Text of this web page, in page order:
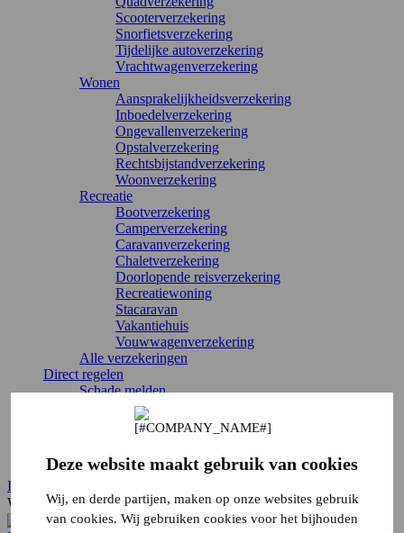
Deze website maakt gebruik van cookies
Wij, en derde partijen, maken op onze websites gebruik
van cookies. Wij gebruiken cookies voor het bijhouden
Scooterverzekering
Snorfietsverzekering
Tijdelijke autoverzekering
Vrachtwagenverzekering
Wonen
Aansprakelijkheidsverzekering
Inboedelverzekering
Ongevallenverzekering
Opstalverzekering
Rechtsbijstandverzekering
Woonverzekering
Recreatie
Bootverzekering
Camperverzekering
Caravanverzekering
Chaletverzekering
Doorlopende reisverzekering
Recreatiewoning
Stacaravan
Vakantiehuis
Vouwwagenverzekering
Alle verzekeringen
Direct regelen
Schade melden
Wijziging doorgeven
Verzekering annuleren
Service & contact
Inloggen
Waar ben je naar op zoek?